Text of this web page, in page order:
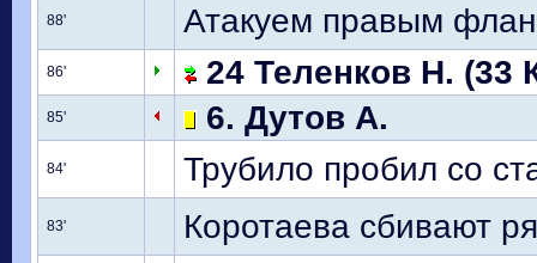
88' Атакуем правым
86' 24 Теленков Н. (33
85' 6. Дутов А.
84' Трубило пробил со
83' Коротаева сбивают